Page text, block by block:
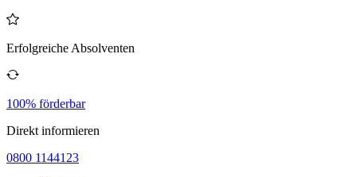
Erfolgreiche Absolventen
100% förderbar
Direkt informieren
0800 1144123